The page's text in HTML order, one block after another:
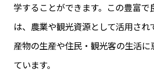
学することができます。この豊富で
は、農業や観光資源として活用され
産物の生産や住民・観光客の生活に
ています。